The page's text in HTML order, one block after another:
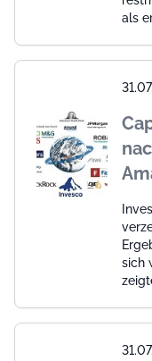
als
sich